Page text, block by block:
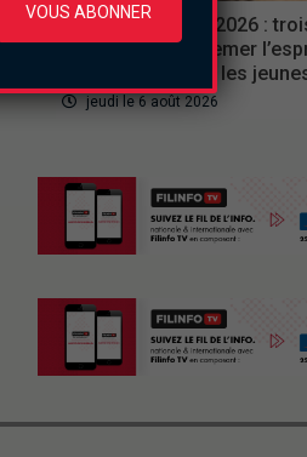
Ferien Akademie 2026 :
semaines pour semer
d’entreprise chez les
jeudi le 6 août 2026
VOUS ABONNER